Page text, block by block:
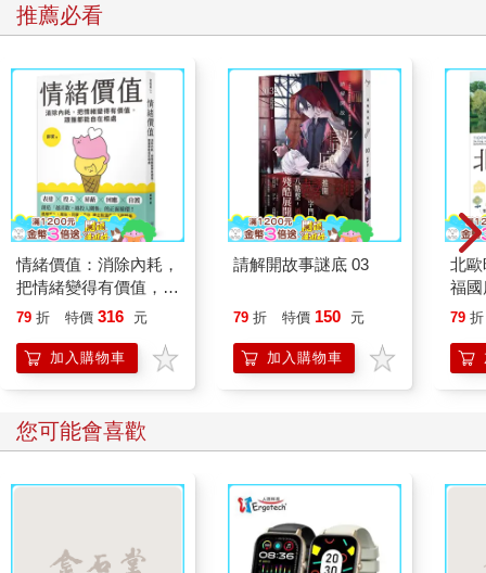
推薦必看
情緒價值：消除內耗，
把情緒變得有價值，跟
誰都能自在相處
79 折 特價 316 元
加入購物車
請解開故事謎底 03
79 折 特價 150 元
加入購物車
北
福
79 折
您可能會喜歡